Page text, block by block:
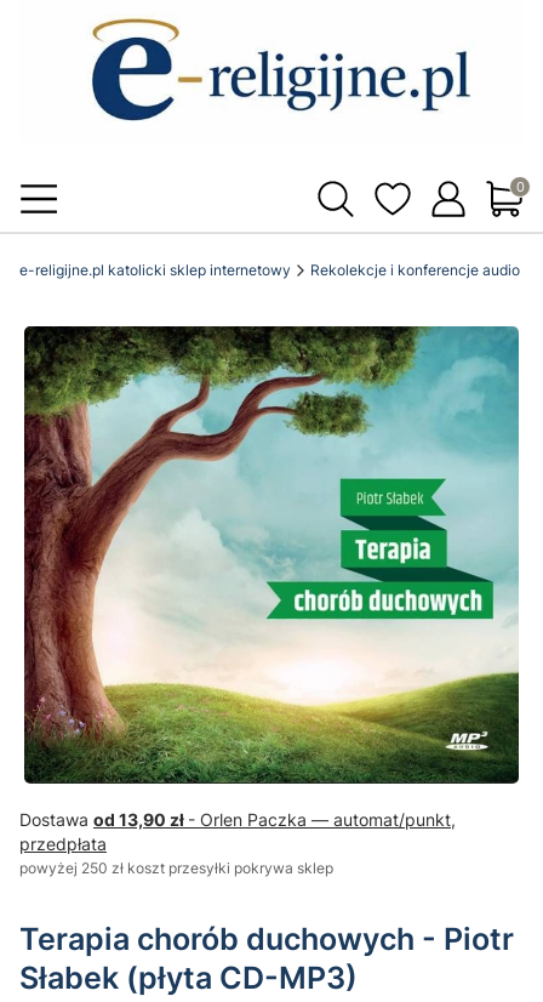
e-religijne.pl katolicki sklep internetowy Rekolekcje i konferencje audio
Dostawa od 13,90 zł - Orlen Paczka — automat/punkt,
przedpłata
powyżej 250 zł koszt przesyłki pokrywa sklep
Terapia chorób duchowych - Piotr
Słabek (płyta CD-MP3)